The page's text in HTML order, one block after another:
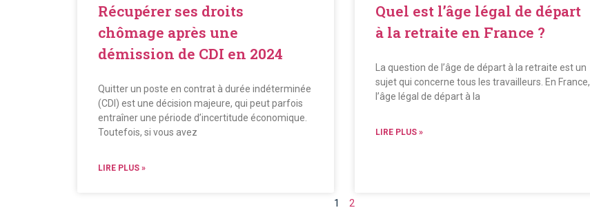
Récupérer ses droits
chômage après une
démission de CDI en 2024
Quitter un poste en contrat à durée indéterminée
(CDI) est une décision majeure, qui peut parfois
entraîner une période d’incertitude économique.
Toutefois, si vous avez
LIRE PLUS »
Quel est l’âge légal de départ
à la retraite en France ?
La question de l’âge de départ à la retraite est un
sujet qui concerne tous les travailleurs. En France,
l’âge légal de départ à la
LIRE PLUS »
1 2